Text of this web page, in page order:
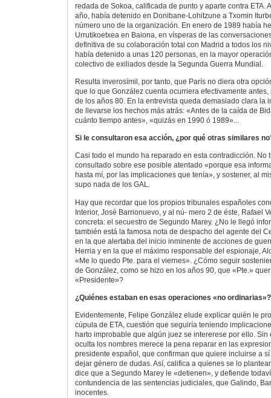
redada de Sokoa, calificada de punto y aparte contra ETA.
año, había detenido en Donibane-Lohitzune a Txomin
número uno de la organización. En enero de 1989 había
Urrutikoetxea en Baiona, en vísperas de las
definitiva de su colaboración total con Madrid a todos los
había detenido a unas 120 personas, en la mayor
colectivo de exiliados desde la Segunda Guerra Mundial.
Resulta inverosímil, por tanto, que París no diera otra
que lo que González cuenta ocurriera efectivamente
de los años 80. En la entrevista queda demasiado clara la
de llevarse los hechos más atrás: «Antes de la caída de
cuánto tiempo antes», «quizás en 1990 ó 1989»...
Si le consultaron esa acción, ¿por qué otras similares
Casi todo el mundo ha reparado en esta contradicción. No
consultado sobre ese posible atentado «porque esa
hasta mí, por las implicaciones que tenía», y sostener, al
supo nada de los GAL.
Hay que recordar que los propios tribunales españoles
Interior, José Barrionuevo, y al nú- mero 2 de éste, Rafael
concreta: el secuestro de Segundo Marey. ¿No le llegó
también está la famosa nota de despacho del agente del
en la que alertaba del inicio inminente de acciones de
Herria y en la que el máximo responsable del espionaje,
«Me lo quedo Pte. para el viernes». ¿Cómo seguir
de González, como se hizo en los años 90, que «Pte.»
«Presidente»?
¿Quiénes estaban en esas operaciones «no ordinarias»?
Evidentemente, Felipe González elude explicar quién le
cúpula de ETA, cuestión que seguiría teniendo
harto improbable que algún juez se intererese por ello.
oculta los nombres merece la pena reparar en las
presidente español, que confirman que quiere incluirse a
dejar género de dudas. Así, califica a quienes se lo
dice que a Segundo Marey le «detienen», y defiende
contundencia de las sentencias judiciales, que Galindo,
inocentes.